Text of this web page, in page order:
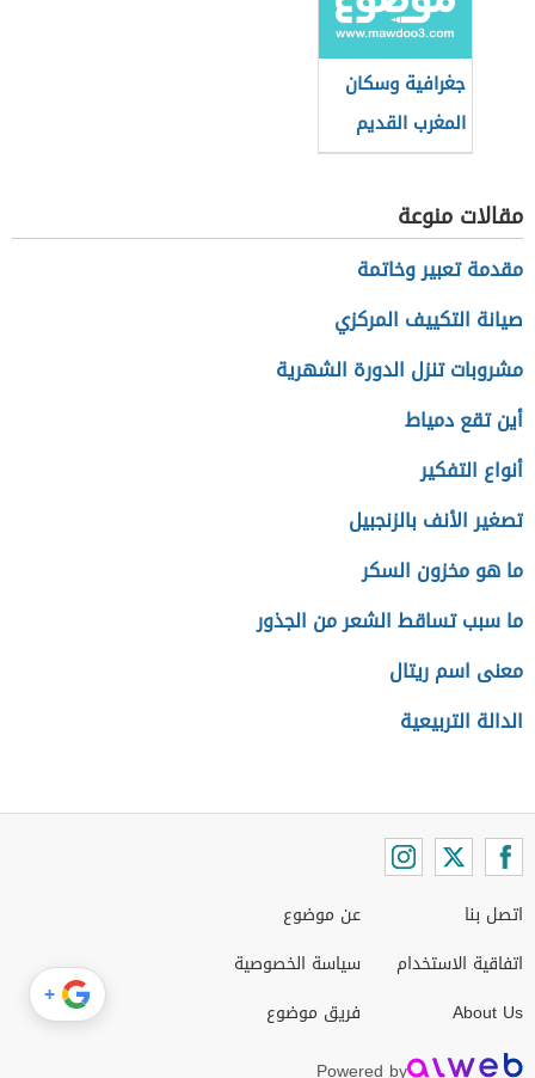
جغرافية وسكان
المغرب القديم
مقالات منوعة
مقدمة تعبير وخاتمة
صيانة التكييف المركزي
مشروبات تنزل الدورة الشهرية
أين تقع دمياط
أنواع التفكير
تصغير الأنف بالزنجبيل
ما هو مخزون السكر
ما سبب تساقط الشعر من الجذور
معنى اسم ريتال
الدالة التربيعية
اتصل بنا
اتفاقية الاستخدام
About Us
عن موضوع
سياسة الخصوصية
فريق موضوع
+